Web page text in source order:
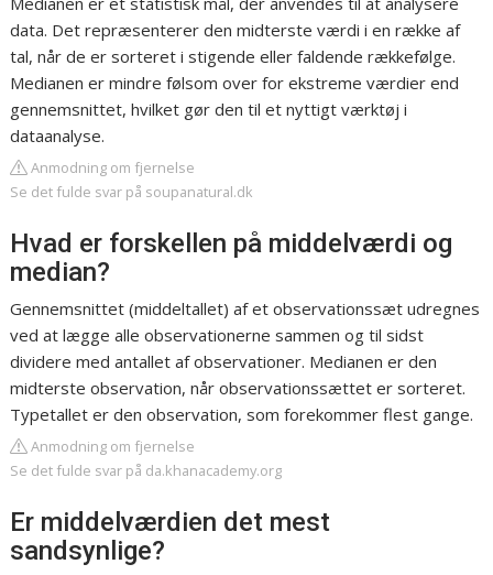
data. Det repræsenterer den midterste værdi i en række af
tal, når de er sorteret i stigende eller faldende rækkefølge.
Medianen er mindre følsom over for ekstreme værdier end
gennemsnittet, hvilket gør den til et nyttigt værktøj i
dataanalyse.
Anmodning om fjernelse
Se det fulde svar på soupanatural.dk
Hvad er forskellen på middelværdi og
median?
Gennemsnittet (middeltallet) af et observationssæt udregnes
ved at lægge alle observationerne sammen og til sidst
dividere med antallet af observationer. Medianen er den
midterste observation, når observationssættet er sorteret.
Typetallet er den observation, som forekommer flest gange.
Anmodning om fjernelse
Se det fulde svar på da.khanacademy.org
Er middelværdien det mest
sandsynlige?